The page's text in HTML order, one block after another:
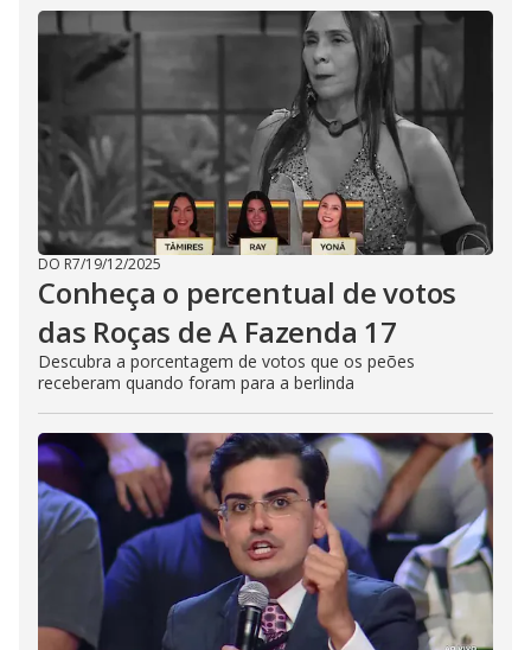
DO R7/19/12/2025
Conheça o percentual de votos
das Roças de A Fazenda 17
Descubra a porcentagem de votos que os peões
receberam quando foram para a berlinda